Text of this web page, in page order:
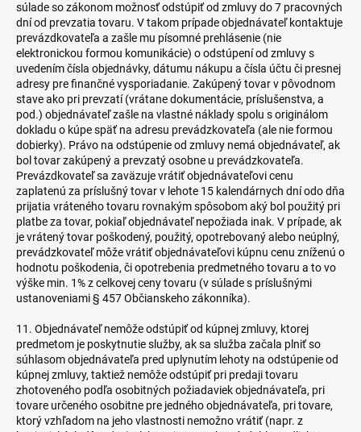
súlade so zákonom možnosť odstúpiť od zmluvy do 7 pracovných
dní od prevzatia tovaru. V takom prípade objednávateľ kontaktuje
prevázdkovateľa a zašle mu písomné prehlásenie (nie
elektronickou formou komunikácie) o odstúpení od zmluvy s
uvedením čísla objednávky, dátumu nákupu a čísla účtu či presnej
adresy pre finančné vysporiadanie. Zakúpený tovar v pôvodnom
stave ako pri prevzatí (vrátane dokumentácie, príslušenstva, a
pod.) objednávateľ zašle na vlastné náklady spolu s originálom
dokladu o kúpe späť na adresu prevádzkovateľa (ale nie formou
dobierky). Právo na odstúpenie od zmluvy nemá objednávateľ, ak
bol tovar zakúpený a prevzatý osobne u prevádzkovateľa.
Prevázdkovateľ sa zaväzuje vrátiť objednávateľovi cenu
zaplatenú za príslušný tovar v lehote 15 kalendárnych dní odo dňa
prijatia vráteného tovaru rovnakým spôsobom aký bol použitý pri
platbe za tovar, pokiaľ objednávateľ nepožiada inak. V prípade, ak
je vrátený tovar poškodený, použitý, opotrebovaný alebo neúplný,
prevádzkovateľ môže vrátiť objednávateľovi kúpnu cenu zníženú o
hodnotu poškodenia, či opotrebenia predmetného tovaru a to vo
výške min. 1% z celkovej ceny tovaru (v súlade s príslušnými
ustanoveniami § 457 Občianskeho zákonníka).
11. Objednávateľ nemôže odstúpiť od kúpnej zmluvy, ktorej
predmetom je poskytnutie služby, ak sa služba začala plniť so
súhlasom objednávateľa pred uplynutím lehoty na odstúpenie od
kúpnej zmluvy, taktiež nemôže odstúpiť pri predaji tovaru
zhotoveného podľa osobitných požiadaviek objednávateľa, pri
tovare určeného osobitne pre jedného objednávateľa, pri tovare,
ktorý vzhľadom na jeho vlastnosti nemožno vrátiť (napr. z